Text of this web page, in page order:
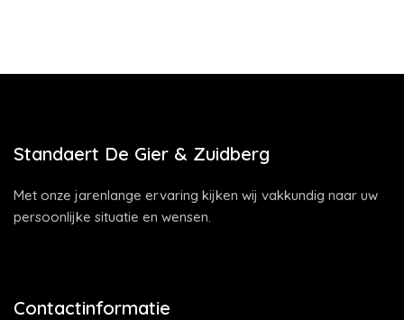
Standaert De Gier & Zuidberg
Met onze jarenlange ervaring kijken wij vakkundig naar uw
persoonlijke situatie en wensen.
Contactinformatie